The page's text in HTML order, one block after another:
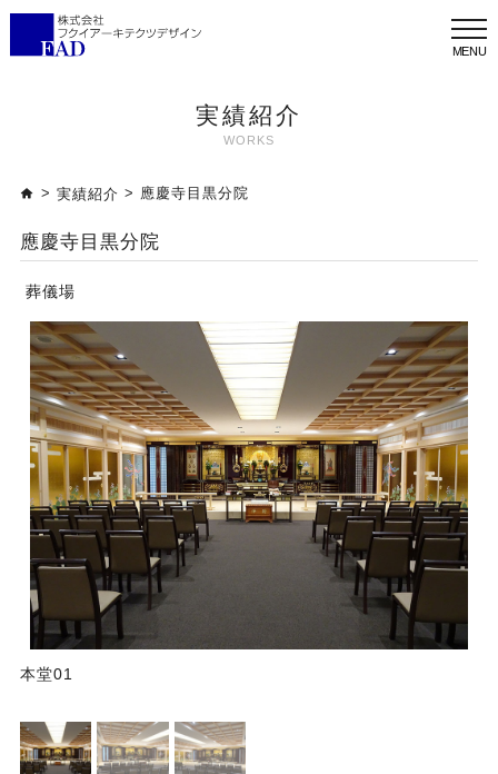
メ
ニ
実績紹介
WORKS
> 実績紹介 > 應慶寺目黒分院
應慶寺目黒分院
葬儀場
本堂01